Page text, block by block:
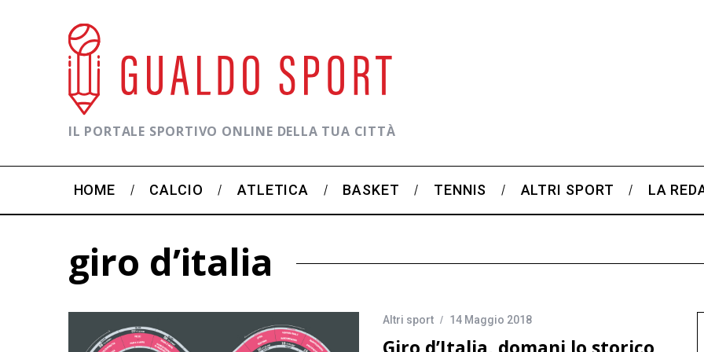
IL PORTALE SPORTIVO ONLINE DELLA TUA CITTÀ
HOME CALCIO ATLETICA BASKET TENNIS ALTRI SPORT LA
giro d’italia
Altri sport 14 Maggio 2018